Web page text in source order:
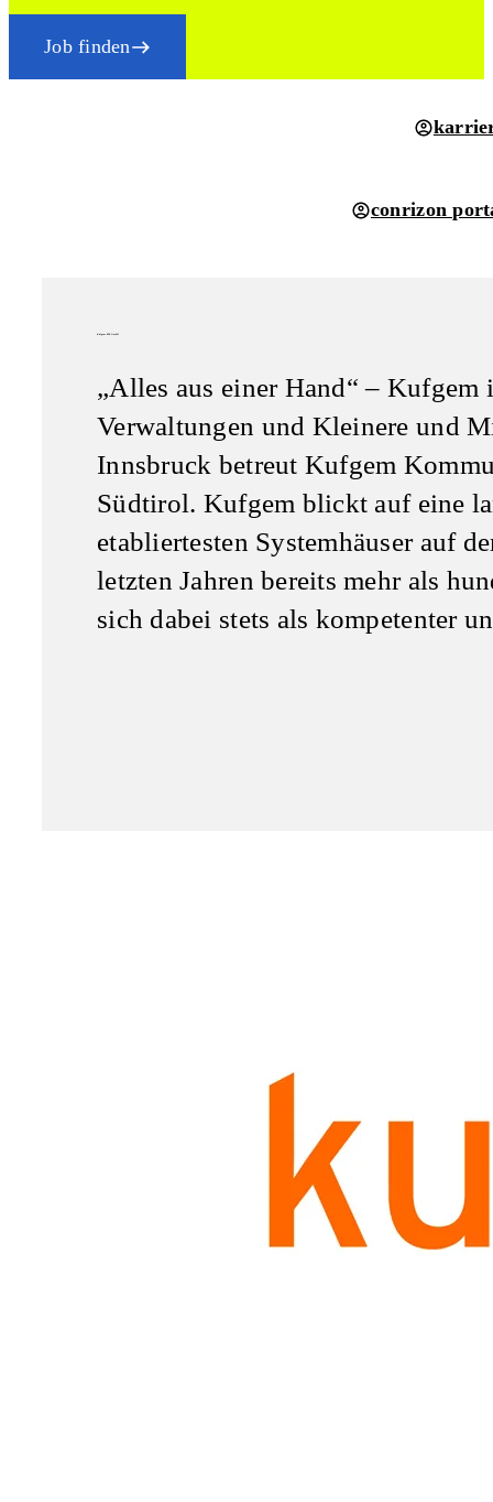
Job finden
conrizon
„Alles aus einer Hand“ –
Verwaltungen und Kleinere und
Innsbruck betreut Kufgem
Südtirol. Kufgem blickt auf eine
etabliertesten Systemhäuser auf
letzten Jahren bereits mehr als
sich dabei stets als kompetenter